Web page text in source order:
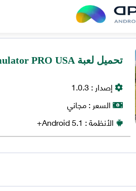
تحميل لعبة Train Simulator PRO USA مهكرة للاندرويد
إصدار :1.0.3
السعر :مجاني
الأنظمة :
Android5.1+